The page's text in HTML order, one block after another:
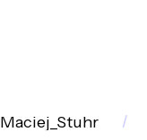
Maciej_Stuhr